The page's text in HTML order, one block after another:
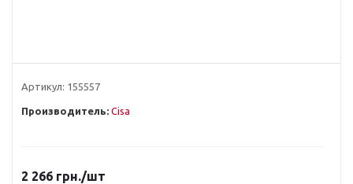
Артикул: 155557
Производитель: Cisa
2 266 грн./шт